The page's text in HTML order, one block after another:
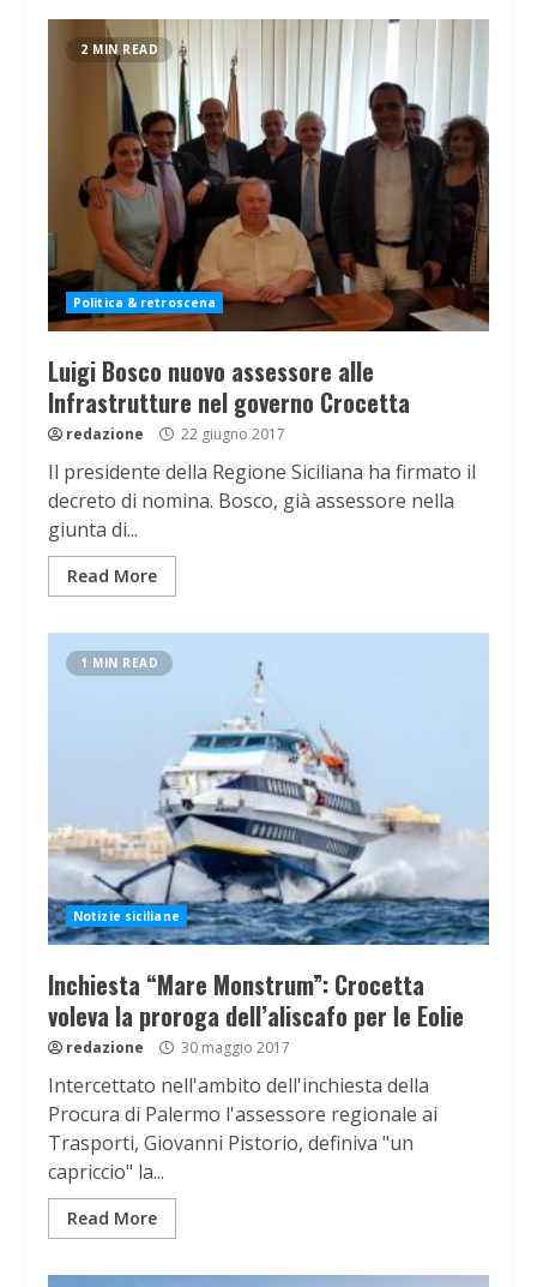
2 MIN READ
Politica & retroscena
Luigi Bosco nuovo assessore alle
Infrastrutture nel governo Crocetta
redazione 22 giugno 2017
Il presidente della Regione Siciliana ha firmato il
decreto di nomina. Bosco, già assessore nella
giunta di...
Read More
1 MIN READ
Notizie siciliane
Inchiesta “Mare Monstrum”: Crocetta
voleva la proroga dell’aliscafo per le Eolie
redazione 30 maggio 2017
Intercettato nell'ambito dell'inchiesta della
Procura di Palermo l'assessore regionale ai
Trasporti, Giovanni Pistorio, definiva "un
capriccio" la...
Read More